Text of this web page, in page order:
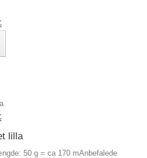
lilla
50 g = ca 170 mAnbefalede